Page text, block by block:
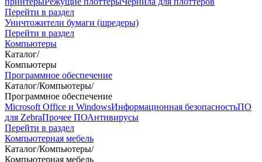
Перейти в раздел
Уничтожители бумаги (шредеры)
Перейти в раздел
Компьютеры
Каталог/
Компьютеры
Программное обеспечение
Каталог/Компьютеры/
Программное обеспечение
Microsoft Office и WindowsИнформационная безопасностьПО
для ZebraПрочее ПОАнтивирусы
Перейти в раздел
Компьютерная мебель
Каталог/Компьютеры/
Компьютерная мебель